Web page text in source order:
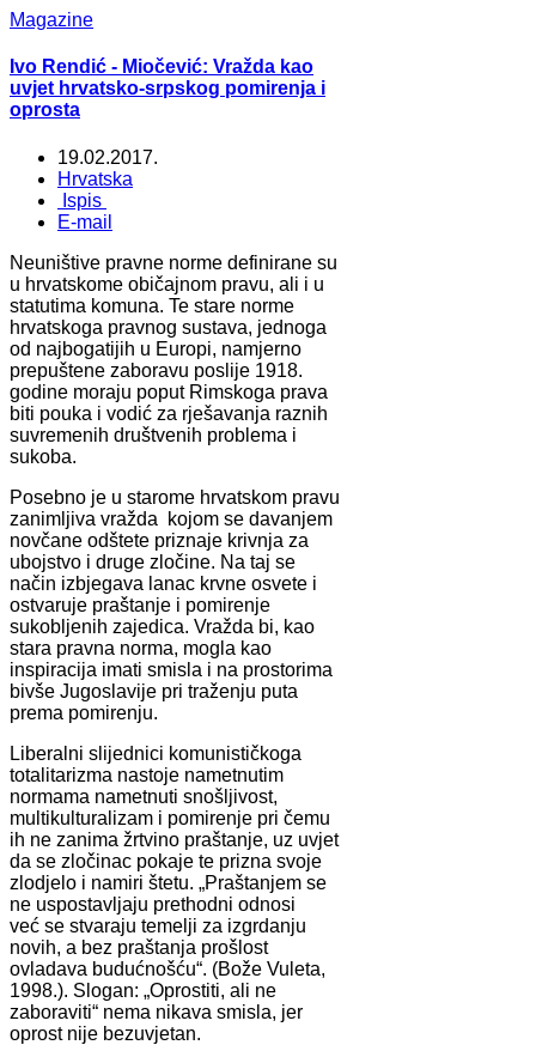
Magazine
Ivo Rendić - Miočević: Vražda kao
uvjet hrvatsko-srpskog pomirenja i
oprosta
19.02.2017.
Hrvatska
Ispis
E-mail
Neuništive pravne norme definirane su
u hrvatskome običajnom pravu, ali i u
statutima komuna. Te stare norme
hrvatskoga pravnog sustava, jednoga
od najbogatijih u Europi, namjerno
prepuštene zaboravu poslije 1918.
godine moraju poput Rimskoga prava
biti pouka i vodić za rješavanja raznih
suvremenih društvenih problema i
sukoba.
Posebno je u starome hrvatskom pravu
zanimljiva vražda kojom se davanjem
novčane odštete priznaje krivnja za
ubojstvo i druge zločine. Na taj se
način izbjegava lanac krvne osvete i
ostvaruje praštanje i pomirenje
sukobljenih zajedica. Vražda bi, kao
stara pravna norma, mogla kao
inspiracija imati smisla i na prostorima
bivše Jugoslavije pri traženju puta
prema pomirenju.
Liberalni slijednici komunističkoga
totalitarizma nastoje nametnutim
normama nametnuti snošljivost,
multikulturalizam i pomirenje pri čemu
ih ne zanima žrtvino praštanje, uz uvjet
da se zločinac pokaje te prizna svoje
zlodjelo i namiri štetu. „Praštanjem se
ne uspostavljaju prethodni odnosi
već se stvaraju temelji za izgrdanju
novih, a bez praštanja prošlost
ovladava budućnošću“. (Bože Vuleta,
1998.). Slogan: „Oprostiti, ali ne
zaboraviti“ nema nikava smisla, jer
oprost nije bezuvjetan.